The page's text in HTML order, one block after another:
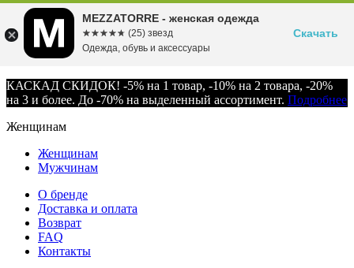
КАСКАД СКИДОК! -5% на 1 товар, -10% на 2 товара, -20%
на 3 и более. До -70% на выделенный ассортимент. Подробнее
Женщинам
Женщинам
Мужчинам
О бренде
Доставка и оплата
Возврат
FAQ
Контакты
MEZZATORRE - женская одежда
☆☆☆☆☆
★★★★★ (25) звезд
Одежда, обувь и аксессуары
Скачать